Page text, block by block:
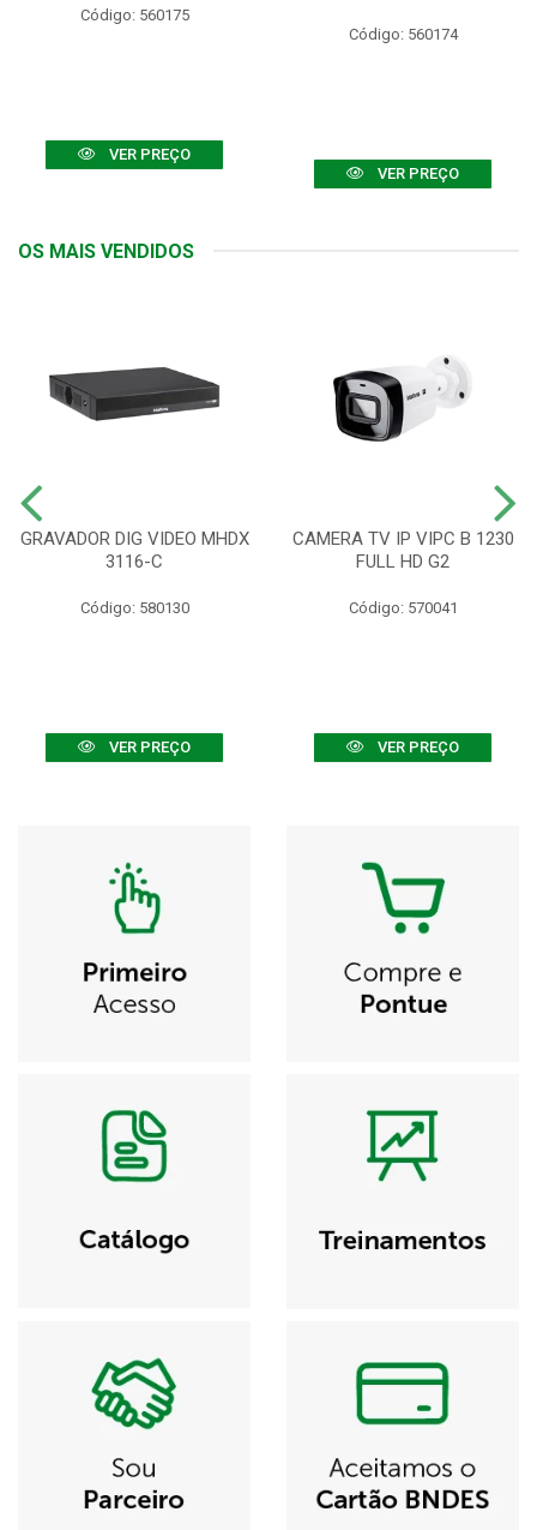
Código: 560175
VER PREÇO
Código: 560174
VER PREÇO
OS MAIS VENDIDOS
GRAVADOR DIG VIDEO MHDX
3116-C
Código: 580130
VER PREÇO
CAMERA TV IP VIPC B 1230
FULL HD G2
Código: 570041
VER PREÇO